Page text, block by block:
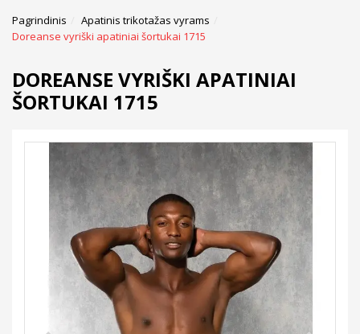
Pagrindinis
Apatinis trikotažas vyrams
Doreanse vyriški apatiniai šortukai 1715
DOREANSE VYRIŠKI APATINIAI
ŠORTUKAI 1715